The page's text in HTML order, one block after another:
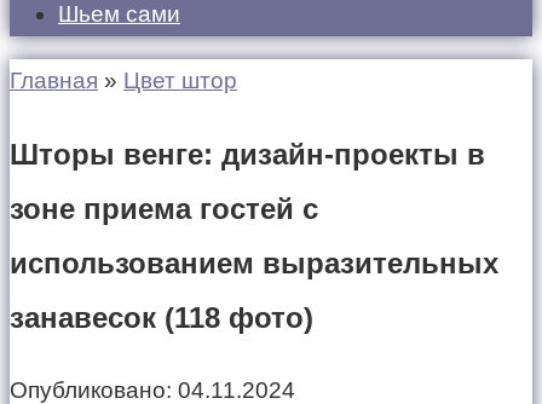
Шьем сами
Главная » Цвет штор
Шторы венге: дизайн-проекты в
зоне приема гостей с
использованием выразительных
занавесок (118 фото)
Опубликовано: 04.11.2024